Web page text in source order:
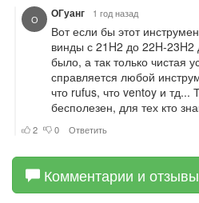
Комментарии и отзывы